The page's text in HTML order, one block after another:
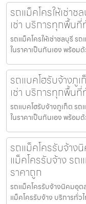
รถแม็คโครให้เช่า
เช่า บริการทุกพื้นที่
รถแม็คโครให้เช่าชลบุรี ร
ในราคาเป็นกันเอง พร้อ
รถแบคโฮรับจ้างภู
เช่า บริการทุกพื้นที่
รถแบคโฮรับจ้างภูเก็ต รถ
ในราคาเป็นกันเอง พร้อ
รถแม็คโครรับจ้าง
แม็คโครรับจ้าง รถ
ราคาถูก
รถแม็คโครรับจ้างนิคมอุต
แม็คโครรับจ้าง บริการทั่ว